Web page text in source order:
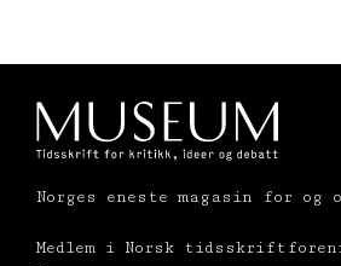
Norges eneste magasin for og
Medlem i Norsk